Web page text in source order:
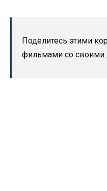
Поделитесь этими
фильмами со своими